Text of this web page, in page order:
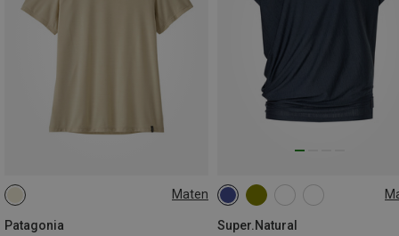
Maten
Patagonia
XS
Super.Natural
XS S